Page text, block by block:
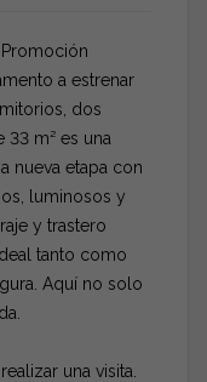
a estrenar
dos
33 m² es una
nueva etapa con
luminosos y
y trastero
tanto como
Aquí no solo
una visita.